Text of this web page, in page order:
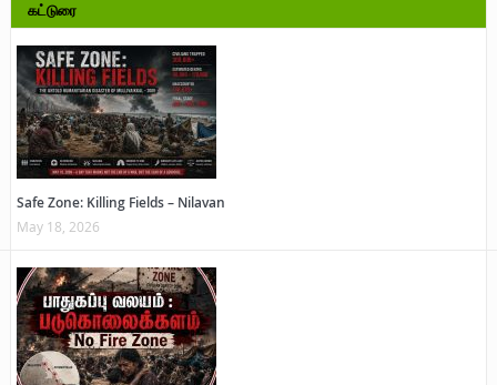
கட்டுரை
Safe Zone: Killing Fields – Nilavan
May 18, 2026